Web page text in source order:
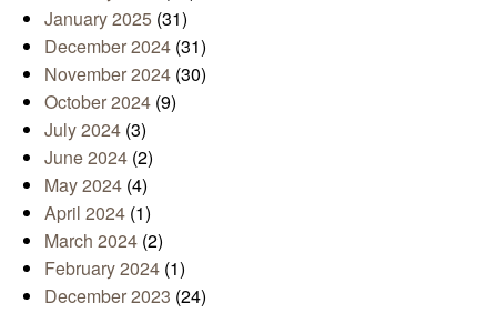
January 2025 (31)
December 2024 (31)
November 2024 (30)
October 2024 (9)
July 2024 (3)
June 2024 (2)
May 2024 (4)
April 2024 (1)
March 2024 (2)
February 2024 (1)
December 2023 (24)